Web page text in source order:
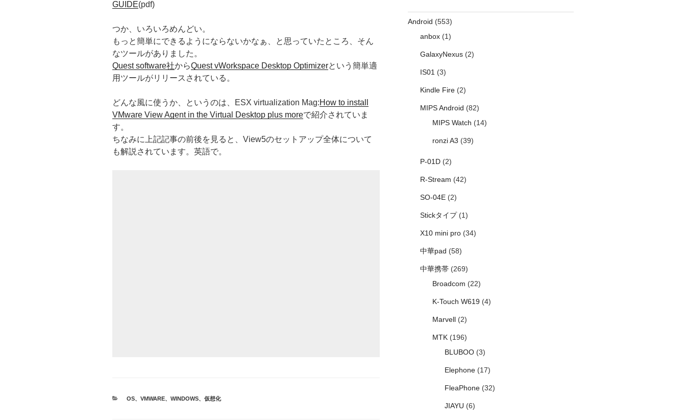
GUIDE(pdf)
つか、いろいろめんどい。
もっと簡単にできるようにならないかなぁ、と思っていたところ、そん
なツールがありました。
Quest software社からQuest vWorkspace Desktop Optimizerという簡単適
用ツールがリリースされている。
どんな風に使うか、というのは、ESX virtualization Mag:How to install
VMware View Agent in the Virtual Desktop plus moreで紹介されていま
す。
ちなみに上記記事の前後を見ると、View5のセットアップ全体について
も解説されています。英語で。
カ
OS、 VMWARE、 WINDOWS、 仮想化
Android (553)
anbox(1)
GalaxyNexus(2)
IS01(3)
Kindle Fire(2)
MIPS Android (82)
MIPS Watch (14)
ronzi A3 (39)
P-01D(2)
R-Stream (42)
SO-04E(2)
Stickタイプ(1)
X10 mini pro(34)
中華pad (58)
中華携帯(269)
Broadcom (22)
K-Touch W619(4)
Marvell(2)
MTK(196)
BLUBOO(3)
Elephone(17)
FleaPhone(32)
JIAYU (6)